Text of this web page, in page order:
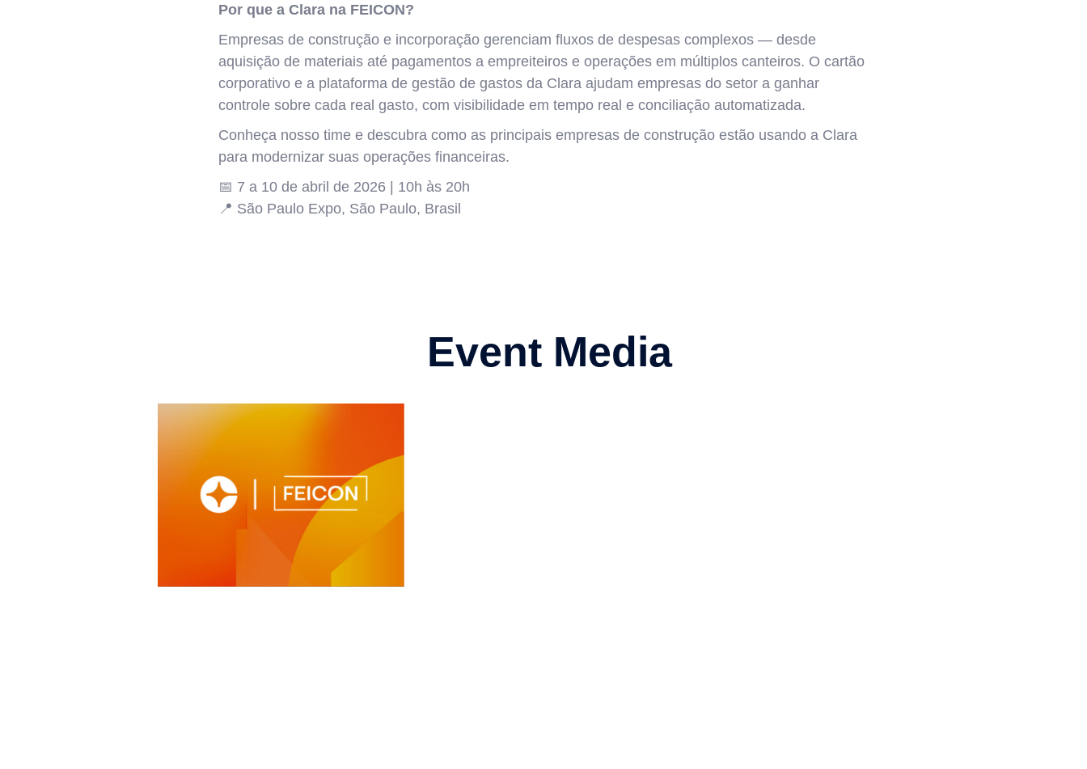
Por que a Clara na FEICON?
Empresas de construção e incorporação gerenciam fluxos de despesas complexos — desde
aquisição de materiais até pagamentos a empreiteiros e operações em múltiplos canteiros. O cartão
corporativo e a plataforma de gestão de gastos da Clara ajudam empresas do setor a ganhar
controle sobre cada real gasto, com visibilidade em tempo real e conciliação automatizada.
Conheça nosso time e descubra como as principais empresas de construção estão usando a Clara
para modernizar suas operações financeiras.
📅 7 a 10 de abril de 2026 | 10h às 20h
📍 São Paulo Expo, São Paulo, Brasil
Event Media